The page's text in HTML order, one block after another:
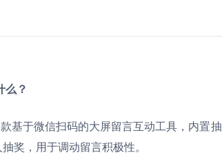
么？
基于微信扫码的大屏留言互动工具，内置
奖，用于调动留言积极性。